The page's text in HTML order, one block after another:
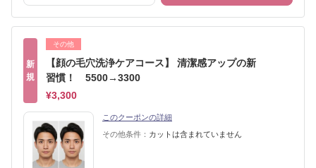
新
規
その他
【顔の毛穴洗浄ケアコース】 清潔感アップの新
習慣！ 5500→3300
¥3,300
このクーポンの詳細
その他条件： カットは含まれていません